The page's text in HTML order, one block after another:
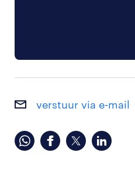
verstuur via e-mail